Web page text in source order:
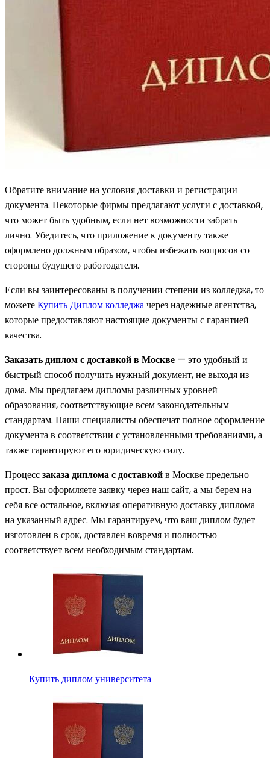
Обратите внимание на условия доставки и регистрации
документа. Некоторые фирмы предлагают услуги с доставкой,
что может быть удобным, если нет возможности забрать
лично. Убедитесь, что приложение к документу также
оформлено должным образом, чтобы избежать вопросов со
стороны будущего работодателя.
Если вы заинтересованы в получении степени из колледжа, то
можетеКупить Диплом колледжачерез надежные агентства,
которые предоставляют настоящие документы с гарантией
качества.
Заказать диплом с доставкой в Москве — это удобный и
быстрый способ получить нужный документ, не выходя из
дома. Мы предлагаем дипломы различных уровней
образования, соответствующие всем законодательным
стандартам. Наши специалисты обеспечат полное оформление
документа в соответствии с установленными требованиями, а
также гарантируют его юридическую силу.
Процессзаказа диплома с доставкойв Москве предельно
прост. Вы оформляете заявку через наш сайт, а мы берем на
себя все остальное, включая оперативную доставку диплома
на указанный адрес. Мы гарантируем, что ваш диплом будет
изготовлен в срок, доставлен вовремя и полностью
соответствует всем необходимым стандартам.
Купить диплом университета